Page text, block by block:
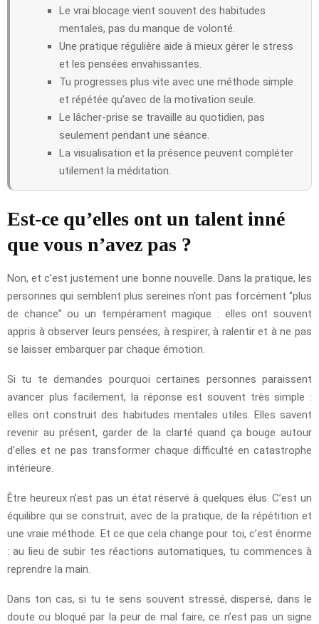
Le vrai blocage vient souvent des habitudes
mentales, pas du manque de volonté.
Une pratique régulière aide à mieux gérer le stress
et les pensées envahissantes.
Tu progresses plus vite avec une méthode simple
et répétée qu’avec de la motivation seule.
Le lâcher-prise se travaille au quotidien, pas
seulement pendant une séance.
La visualisation et la présence peuvent compléter
utilement la méditation.
Est-ce qu’elles ont un talent inné
que vous n’avez pas ?
Non, et c’est justement une bonne nouvelle. Dans la pratique, les
personnes qui semblent plus sereines n’ont pas forcément “plus
de chance” ou un tempérament magique : elles ont souvent
appris à observer leurs pensées, à respirer, à ralentir et à ne pas
se laisser embarquer par chaque émotion.
Si tu te demandes pourquoi certaines personnes paraissent
avancer plus facilement, la réponse est souvent très simple :
elles ont construit des habitudes mentales utiles. Elles savent
revenir au présent, garder de la clarté quand ça bouge autour
d’elles et ne pas transformer chaque difficulté en catastrophe
intérieure.
Être heureux n’est pas un état réservé à quelques élus. C’est un
équilibre qui se construit, avec de la pratique, de la répétition et
une vraie méthode. Et ce que cela change pour toi, c’est énorme
: au lieu de subir tes réactions automatiques, tu commences à
reprendre la main.
Dans ton cas, si tu te sens souvent stressé, dispersé, dans le
doute ou bloqué par la peur de mal faire, ce n’est pas un signe